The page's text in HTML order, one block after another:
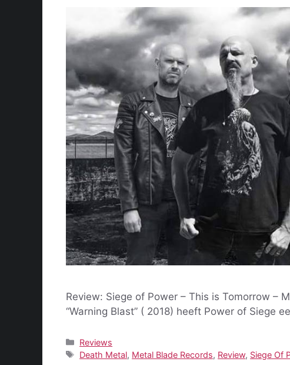
Review: Siege of Power – This is Tomorrow –
“Warning Blast” ( 2018) heeft Power of Siege
Categorieën
Reviews
Tags
Death Metal, Metal Blade Records, Review, Siege Of